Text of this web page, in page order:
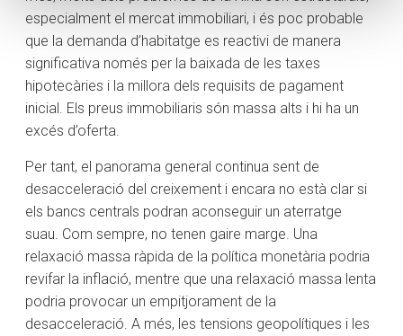
especialment el mercat immobiliari, i és poc probable
que la demanda d’habitatge es reactivi de manera
significativa només per la baixada de les taxes
hipotecàries i la millora dels requisits de pagament
inicial. Els preus immobiliaris són massa alts i hi ha un
excés d’oferta.
Per tant, el panorama general continua sent de
desacceleració del creixement i encara no està clar si
els bancs centrals podran aconseguir un aterratge
suau. Com sempre, no tenen gaire marge. Una
relaxació massa ràpida de la política monetària podria
revifar la inflació, mentre que una relaxació massa lenta
podria provocar un empitjorament de la
desacceleració. A més, les tensions geopolítiques i les